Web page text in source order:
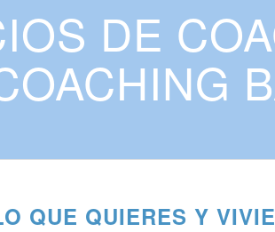
DE
QUE QUIERES Y